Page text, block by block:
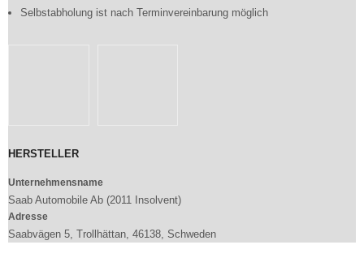
Selbstabholung ist nach Terminvereinbarung möglich
HERSTELLER
Unternehmensname
Saab Automobile Ab (2011 Insolvent)
Adresse
Saabvägen 5, Trollhättan, 46138, Schweden